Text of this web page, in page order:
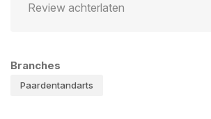
Review achterlaten
Branches
Paardentandarts